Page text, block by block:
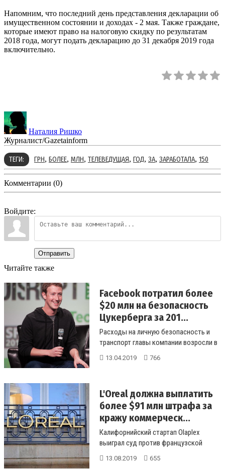
Напомним, что последний день представления декларации об
имущественном состоянии и доходах - 2 мая. Также граждане,
которые имеют право на налоговую скидку по результатам
2018 года, могут подать декларацию до 31 декабря 2019 года
включительно.
Наталия Ришко
Журналист/Gazetainform
ТЕГИ: ГРН, БОЛЕЕ, МЛН, ТЕЛЕВЕДУЩАЯ, ГОД, ЗА, ЗАРАБОТАЛА, 150
Комментарии (0)
Войдите:
Отправить
Читайте также
Facebook потратил более
$20 млн на безопасность
Цукерберга за 201...
Расходы на личную безопасность и
транспорт главы компании возросли в
4 раза по сравнению с 2016 годо...
13.04.2019 766
L'Oreal должна выплатить
более $91 млн штрафа за
кражу коммерческ...
Калифорнийский стартап Olaplex
выиграл суд против французской
компании, которую также признали
13.08.2019 655